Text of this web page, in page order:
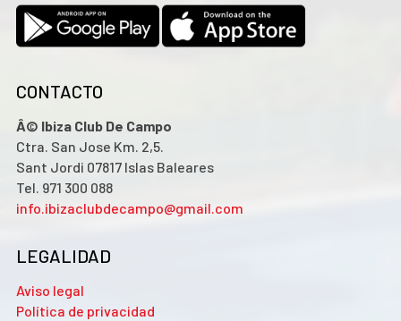
CONTACTO
Â© Ibiza Club De Campo
Ctra. San Jose Km. 2,5.
Sant Jordi 07817 Islas Baleares
Tel. 971 300 088
info.ibizaclubdecampo@gmail.com
LEGALIDAD
Aviso legal
Política de privacidad